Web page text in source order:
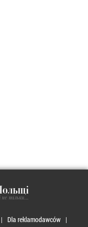
не тільки...
Dla reklamodawców